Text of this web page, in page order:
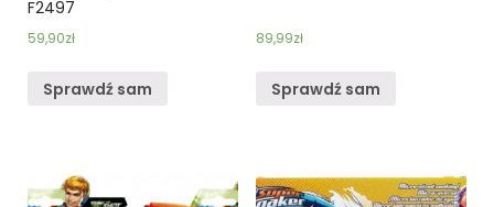
F2497
59,90zł
Sprawdź sam
89,99zł
Sprawdź sam